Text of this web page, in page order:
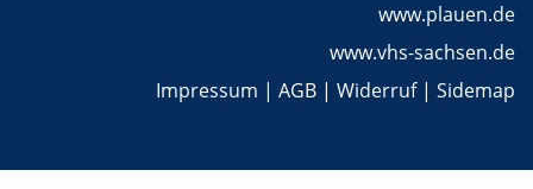
www.plauen.de
www.vhs-sachsen.de
Impressum | AGB | Widerruf| Sidemap